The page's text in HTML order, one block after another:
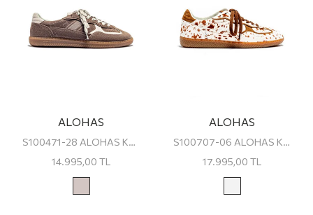
ALOHAS
S100471-28 ALOHAS Kadın Sneaker
14.995,00 TL
ALOHAS
S100707-06 ALOHAS Kadın Sneaker
17.995,00 TL